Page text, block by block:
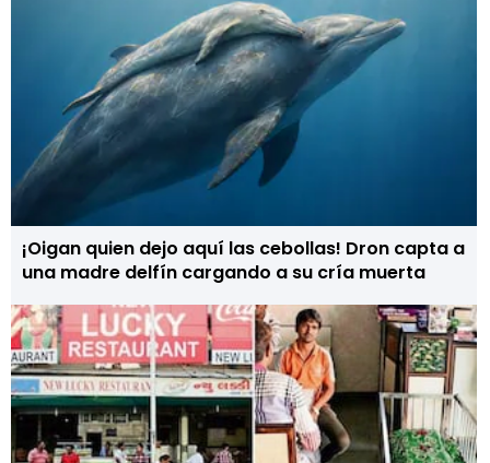
¡Oigan quien dejo aquí las cebollas! Dron capta a
una madre delfín cargando a su cría muerta